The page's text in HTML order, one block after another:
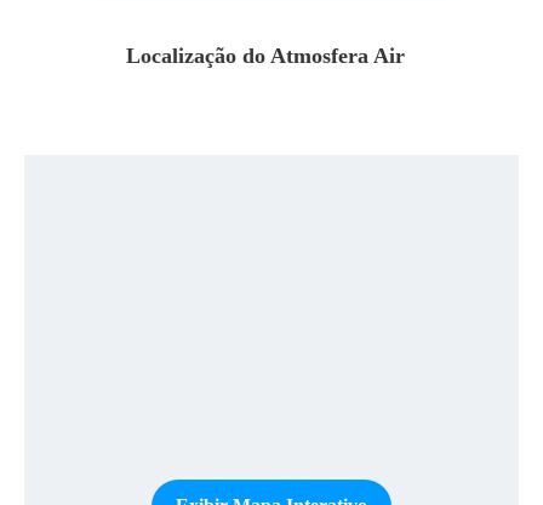
Localização do Atmosfera Air